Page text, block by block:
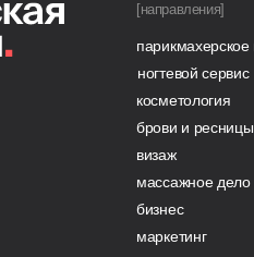
парикмахерское
ногтевой сервис
брови и ресницы
косметология
визаж
массажное дело
маркетинг
бизнес
[направления]